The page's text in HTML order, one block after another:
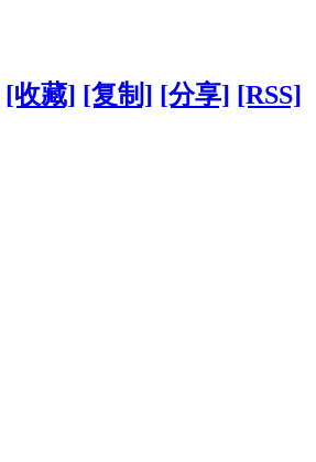
[收藏] [复制] [分享] [RSS]